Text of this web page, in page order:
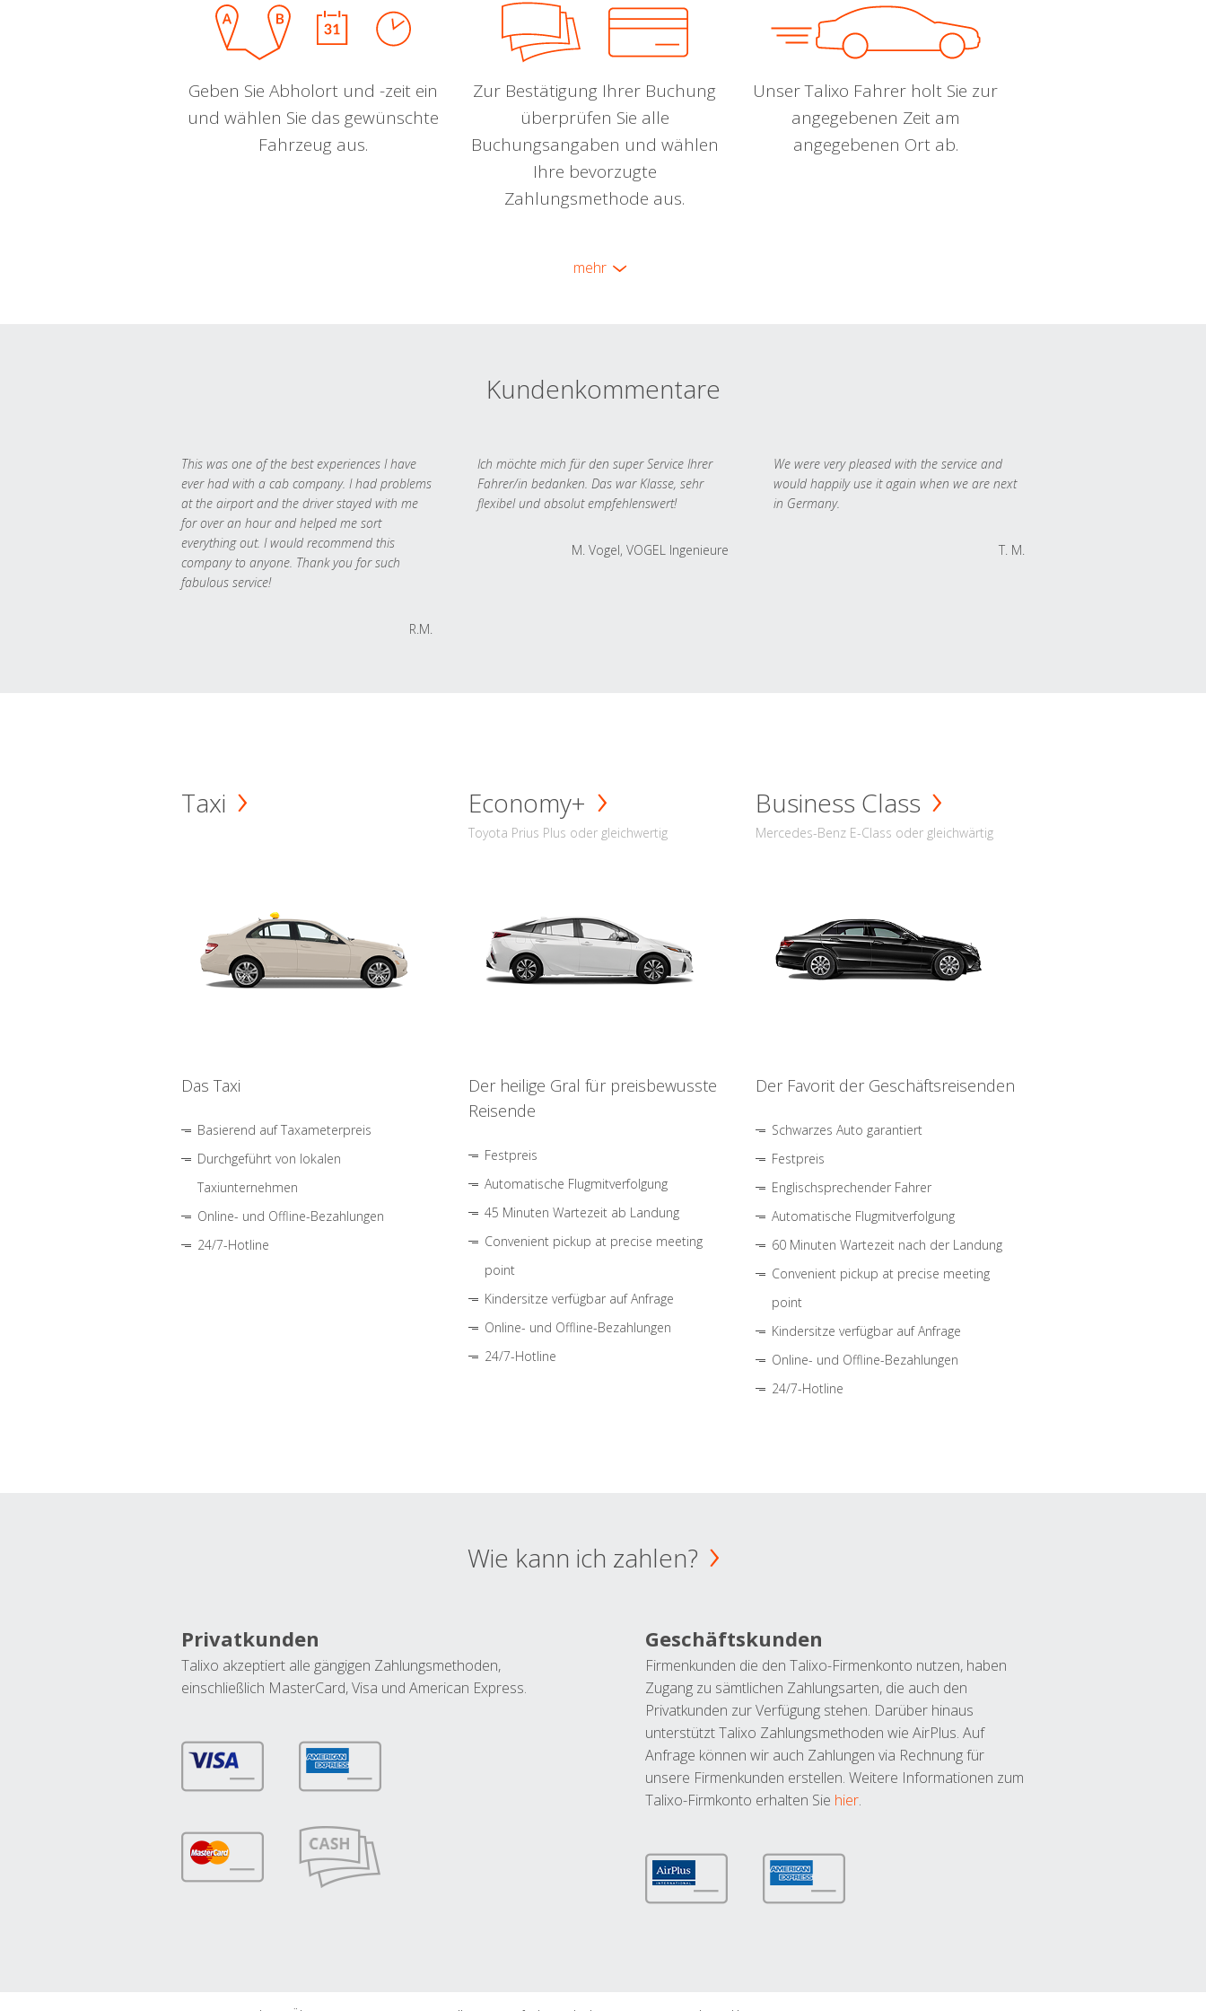
Geben Sie Abholort und -zeit ein
und wählen Sie das gewünschte
Fahrzeug aus.
Zur Bestätigung Ihrer Buchung
überprüfen Sie alle
Buchungsangaben und wählen
Ihre bevorzugte
Zahlungsmethode aus.
Unser Talixo Fahrer holt Sie zur
angegebenen Zeit am
angegebenen Ort ab.
mehr
Kundenkommentare
This was one of the best experiences I have
ever had with a cab company. I had problems
at the airport and the driver stayed with me
for over an hour and helped me sort
everything out. I would recommend this
company to anyone. Thank you for such
fabulous service!
R.M.
Ich möchte mich für den super Service Ihrer
Fahrer/in bedanken. Das war Klasse, sehr
flexibel und absolut empfehlenswert!
M. Vogel, VOGEL Ingenieure
We were very pleased with the service and
would happily use it again when we are next
in Germany.
T. M.
Taxi
Das Taxi
Basierend auf Taxameterpreis
Durchgeführt von lokalen
Taxiunternehmen
Online- und Offline-Bezahlungen
24/7-Hotline
Economy+
Toyota Prius Plus oder gleichwertig
Der heilige Gral für preisbewusste
Reisende
Festpreis
Automatische Flugmitverfolgung
45 Minuten Wartezeit ab Landung
Convenient pickup at precise meeting
point
Kindersitze verfügbar auf Anfrage
Online- und Offline-Bezahlungen
24/7-Hotline
Business Class
Mercedes-Benz E-Class oder gleichwärtig
Der Favorit der Geschäftsreisenden
Schwarzes Auto garantiert
Festpreis
Englischsprechender Fahrer
Automatische Flugmitverfolgung
60 Minuten Wartezeit nach der Landung
Convenient pickup at precise meeting
point
Kindersitze verfügbar auf Anfrage
Online- und Offline-Bezahlungen
24/7-Hotline
Wie kann ich zahlen?
Privatkunden
Talixo akzeptiert alle gängigen Zahlungsmethoden,
einschließlich MasterCard, Visa und American Express.
Geschäftskunden
Firmenkunden die den Talixo-Firmenkonto nutzen, haben
Zugang zu sämtlichen Zahlungsarten, die auch den
Privatkunden zur Verfügung stehen. Darüber hinaus
unterstützt Talixo Zahlungsmethoden wie AirPlus. Auf
Anfrage können wir auch Zahlungen via Rechnung für
unsere Firmenkunden erstellen. Weitere Informationen zum
Talixo-Firmkonto erhalten Sie hier.